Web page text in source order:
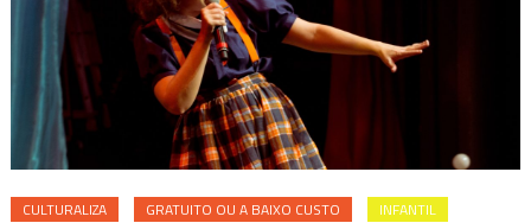
CULTURALIZA GRATUITO OU A BAIXO CUSTO
INFANTIL